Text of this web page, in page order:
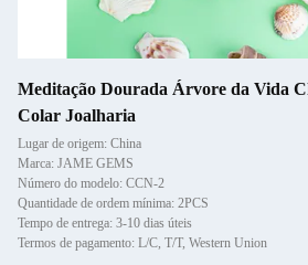
Meditação Dourada Árvore da Vida
Colar Joalharia
Lugar de origem: China
Marca: JAME GEMS
Número do modelo: CCN-2
Quantidade de ordem mínima: 2PCS
Tempo de entrega: 3-10 dias úteis
Termos de pagamento: L/C, T/T, Western Union